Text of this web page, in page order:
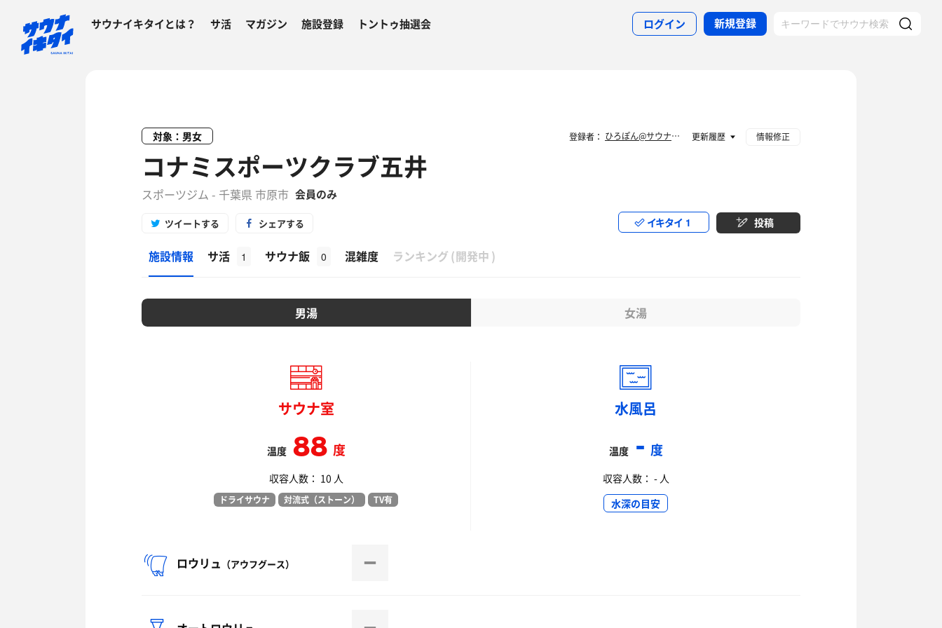
サウナイキタイとは？ サ活 マガジン 施設登録 トントゥ抽選会 ログイン 新規登録
対象：男女
コナミスポーツクラブ五井
スポーツジム - 千葉県 市原市 会員のみ
ツイートする シェアする イキタイ 1 投稿
施設情報 サ活 1 サウナ飯 0 混雑度 ランキング (開発中 )
男湯 女湯
サウナ室
温度88度
収容人数： 10 人
ドライサウナ 対流式（ストーン） TV有
水風呂
温度-度
収容人数： - 人
水深の目安
ロウリュ （アウフグース）
登録者： ひろぽん@サウナ愛好家🐸 更新履歴 情報修正